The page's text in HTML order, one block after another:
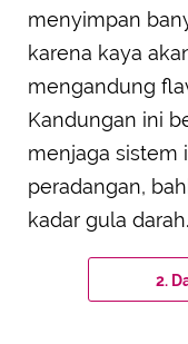
menyimpan
karena kaya
mengandung
Kandungan ini
menjaga sistem
peradangan,
kadar gula darah.
2.